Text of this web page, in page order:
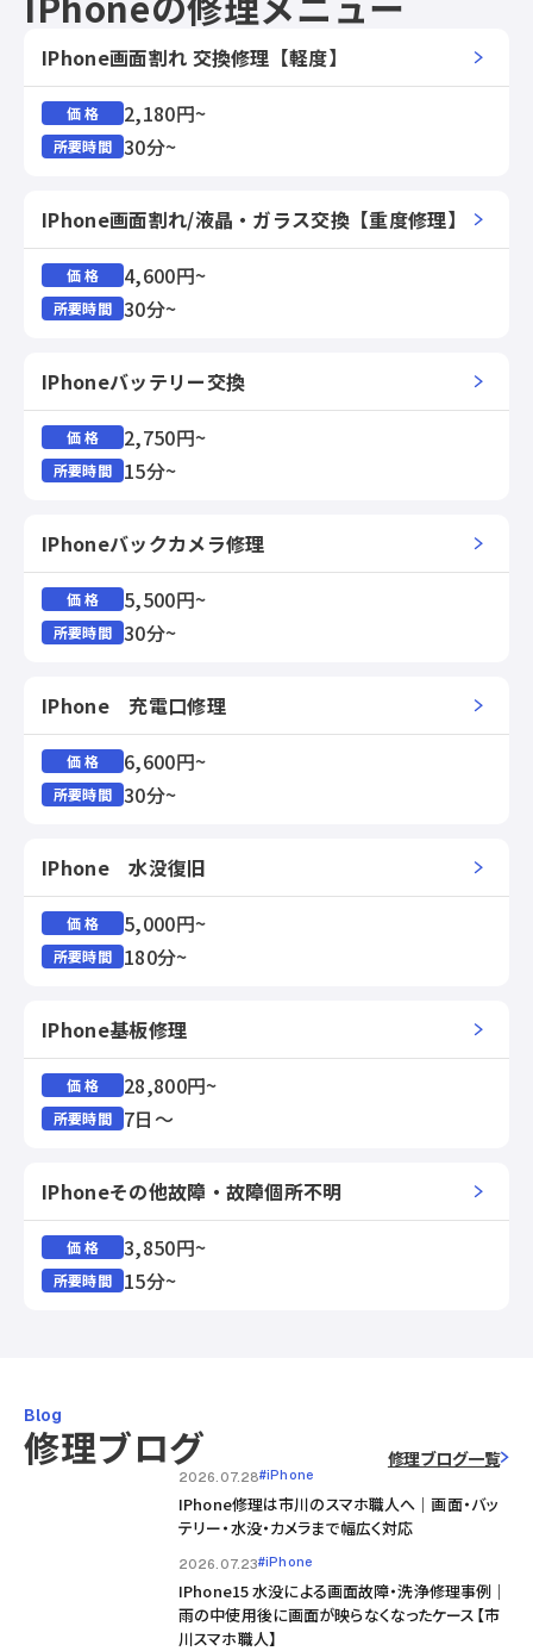
IPhone画面割れ 交換修理【軽度】
価 格 2,180円~
所要時間 30分~
IPhone画面割れ/液晶・ガラス交換【重度修理】
価 格 4,600円~
所要時間 30分~
IPhoneバッテリー交換
価 格 2,750円~
所要時間 15分~
IPhoneバックカメラ修理
価 格 5,500円~
所要時間 30分~
IPhone 充電口修理
価 格 6,600円~
所要時間 30分~
IPhone 水没復旧
価 格 5,000円~
所要時間 180分~
IPhone基板修理
価 格 28,800円~
所要時間 7日～
IPhoneその他故障・故障個所不明
価 格 3,850円~
所要時間 15分~
Blog
修理ブログ 修理ブログ一覧
2026.07.28#iPhone
IPhone修理は市川のスマホ職人へ｜画面・バッ
テリー・水没・カメラまで幅広く対応
2026.07.23#iPhone
IPhone15 水没による画面故障・洗浄修理事例｜
雨の中使用後に画面が映らなくなったケース【市
川スマホ職人】